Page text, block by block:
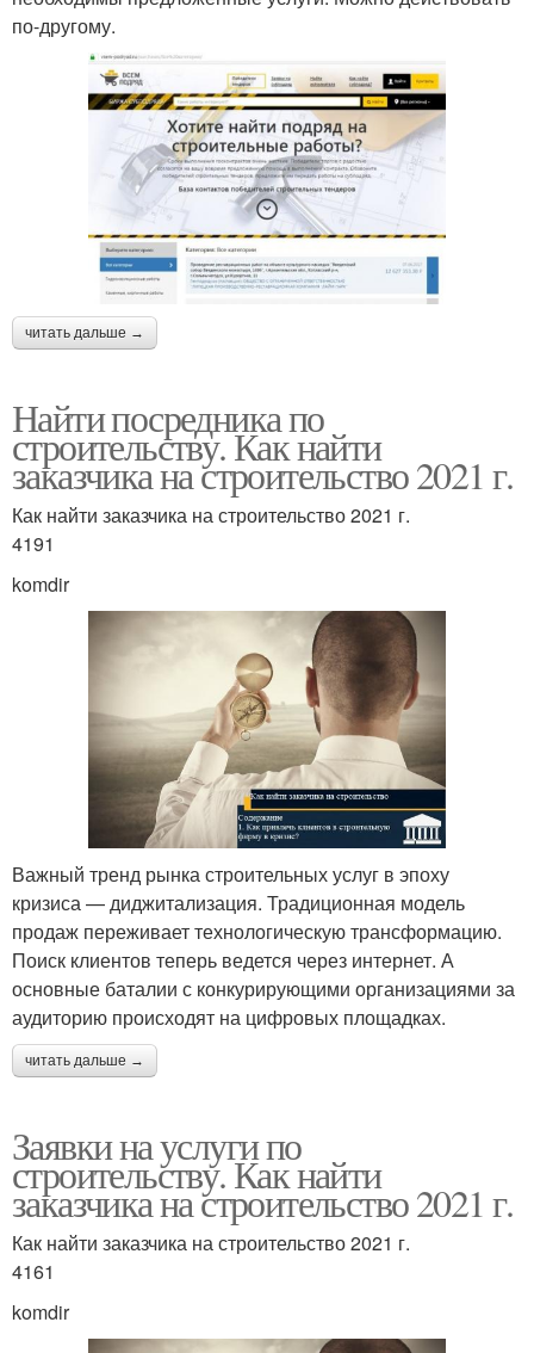
по-другому.
читать дальше →
Найти посредника по
строительству. Как найти
заказчика на строительство 2021 г.
Как найти заказчика на строительство 2021 г.
4191
komdir
Важный тренд рынка строительных услуг в эпоху
кризиса — диджитализация. Традиционная модель
продаж переживает технологическую трансформацию.
Поиск клиентов теперь ведется через интернет. А
основные баталии с конкурирующими организациями за
аудиторию происходят на цифровых площадках.
читать дальше →
Заявки на услуги по
строительству. Как найти
заказчика на строительство 2021 г.
Как найти заказчика на строительство 2021 г.
4161
komdir